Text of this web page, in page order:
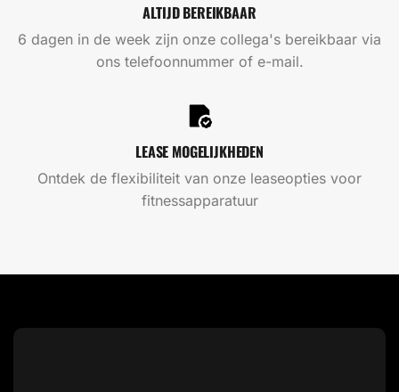
ALTIJD BEREIKBAAR
6 dagen in de week zijn onze collega's bereikbaar via
ons telefoonnummer of e-mail.
LEASE MOGELIJKHEDEN
Ontdek de flexibiliteit van onze leaseopties voor
fitnessapparatuur